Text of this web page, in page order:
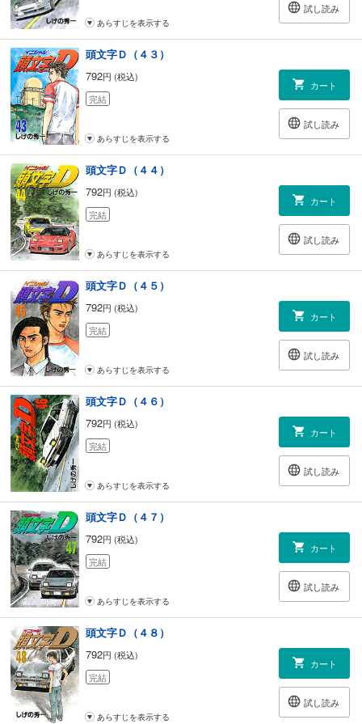
試し読み
あらすじを表示する
頭文字Ｄ（４３）
792円 (税込)
完結
カート
試し読み
あらすじを表示する
頭文字Ｄ（４４）
792円 (税込)
完結
カート
試し読み
あらすじを表示する
頭文字Ｄ（４５）
792円 (税込)
完結
カート
試し読み
あらすじを表示する
頭文字Ｄ（４６）
792円 (税込)
完結
カート
試し読み
あらすじを表示する
頭文字Ｄ（４７）
792円 (税込)
完結
カート
試し読み
あらすじを表示する
頭文字Ｄ（４８）
792円 (税込)
完結
カート
試し読み
あらすじを表示する